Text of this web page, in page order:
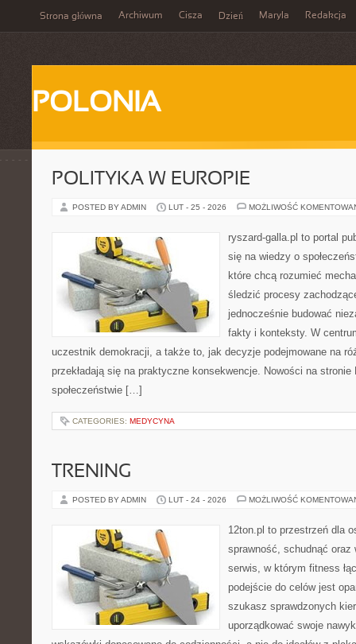
Strona główna Archiwum Cisza Dzień Maryla Redakcja
POLONIA
POLITYKA W EUROPIE
POSTED BY ADMIN LUT - 25 - 2026 MOŻLIWOŚĆ
ryszard-galla.pl to portal
się na wiedzy o
które chcą rozumieć
śledzić procesy
jednocześnie budować
fakty i konteksty. W
uczestnik demokracji, a także to, jak decyzje podejmowane na
przekładają się na praktyczne konsekwencje. Nowości na
społeczeństwie […]
CATEGORIES: MEDYCYNA
TRENING
POSTED BY ADMIN LUT - 24 - 2026 MOŻLIWOŚĆ
12ton.pl to przestrzeń dla
sprawność, schudnąć oraz
serwis, w którym fitness
podejście do celów jest
szukasz sprawdzonych
uporządkować swoje